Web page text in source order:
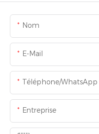
Nom
E-Mail
Téléphone/WhatsApp
Entreprise